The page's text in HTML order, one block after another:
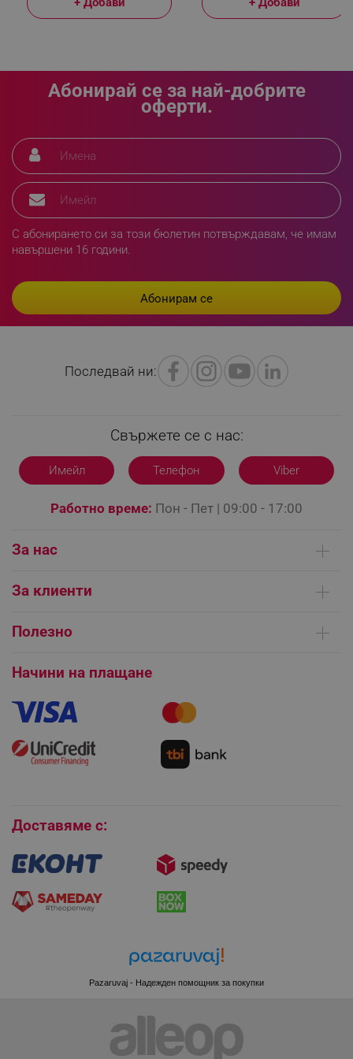
Абонирай се за най-добрите
оферти.
С абонирането си за този бюлетин потвърждавам, че имам
навършени 16 години.
Последвай ни:
Свържете се с нас:
Имейл Телефон Viber
Работно време: Пон - Пет | 09:00 - 17:00
За нас
Сервизни центрове
За клиенти
Платформа за ОРС
Монтаж на климатици
Условия за връщане
Полезно
Как да използвам промокод?
Как да се абонирам за имейл бюлетина?
Начини на плащане
Доставяме с:
Pazaruvaj - Надежден помощник за покупки
LaSID
Quality Unit LLC
www.alleop.bg
PHPSESSID
PHP.net
CookieScriptConsent
CookieScript
.alleop.bg
XSRF-TOKEN